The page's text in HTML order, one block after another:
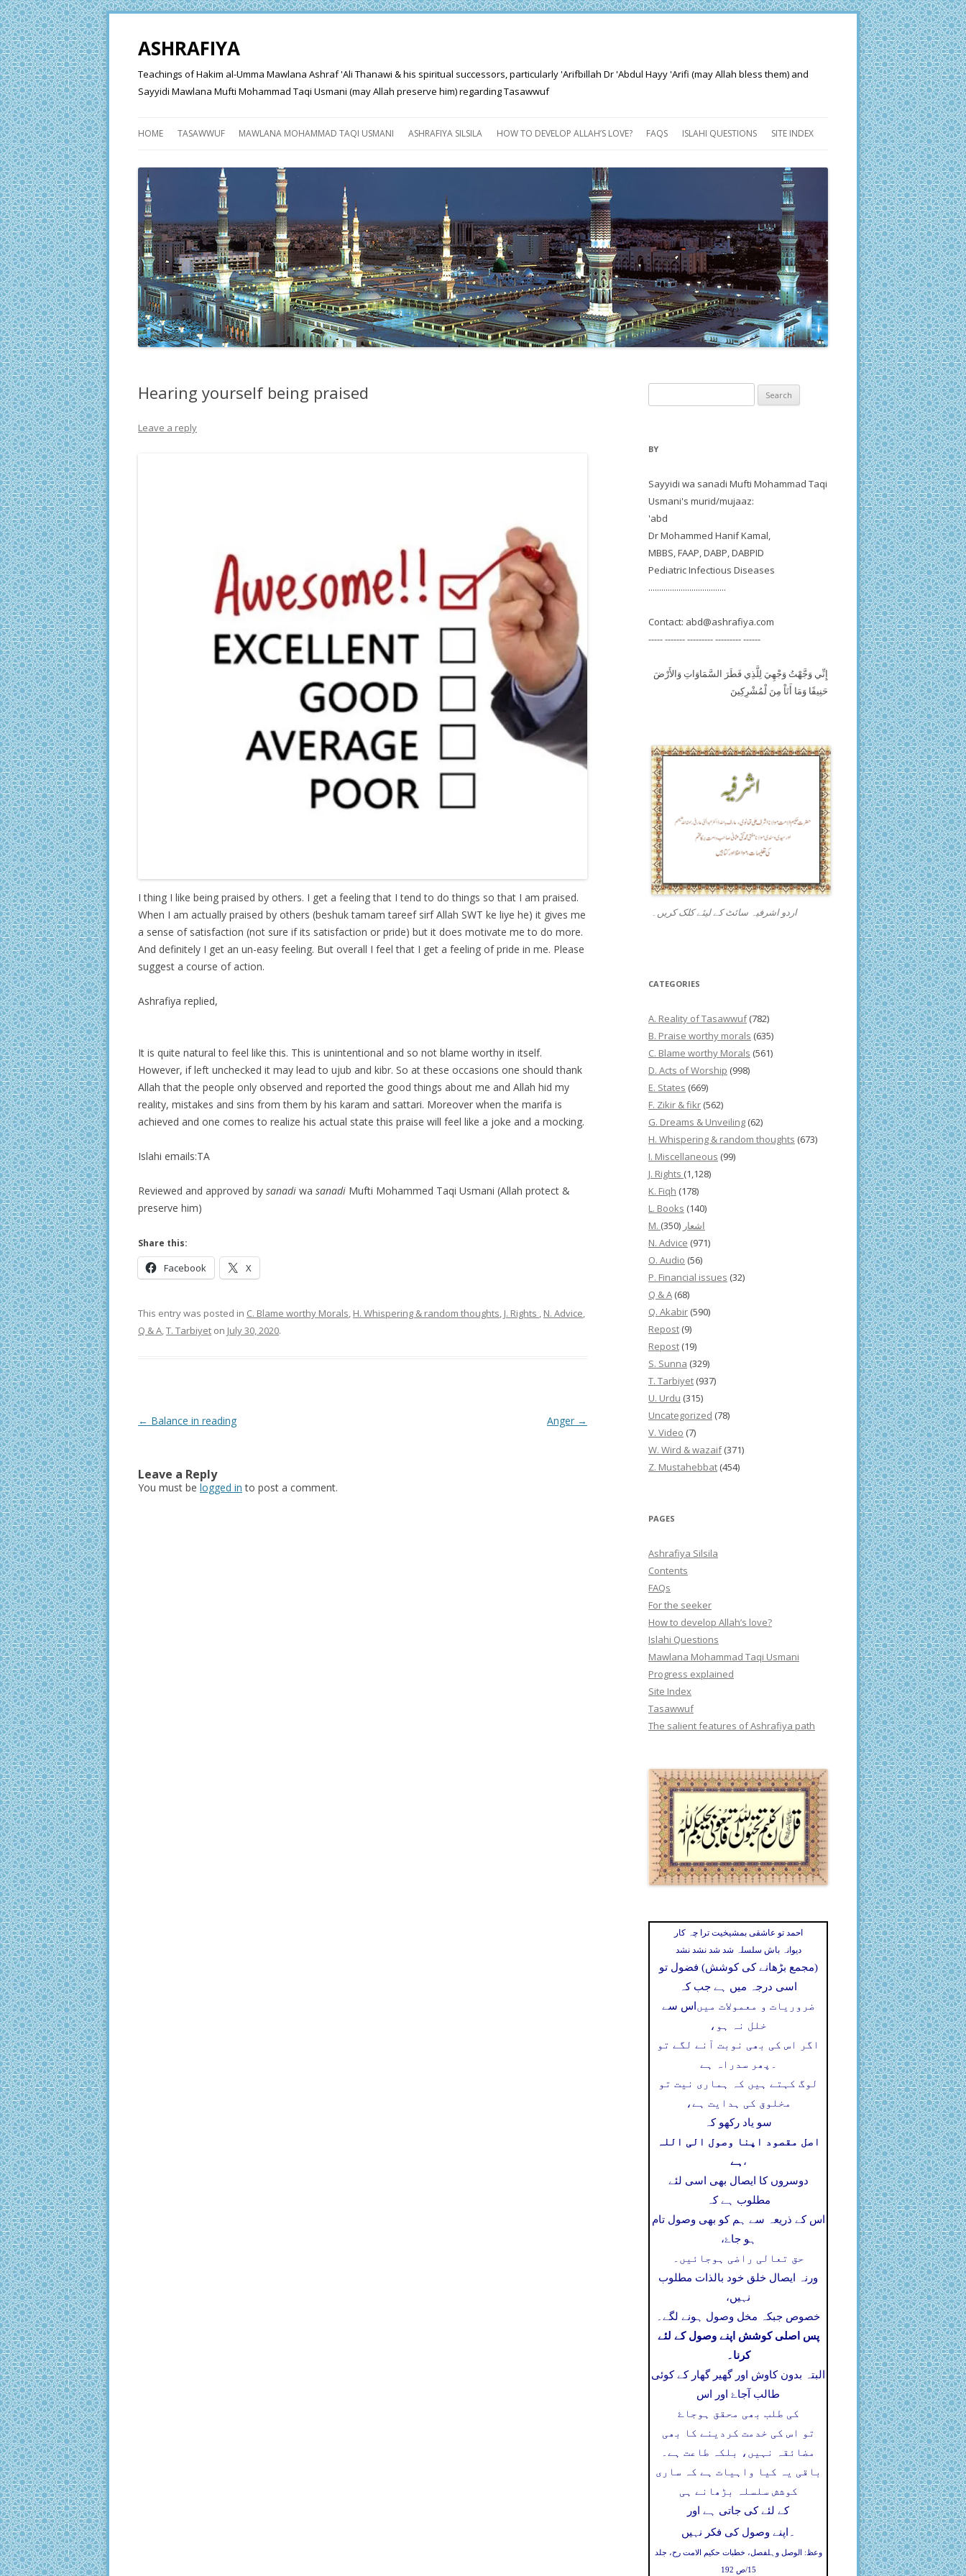
ASHRAFIYA
Teachings of Hakim al-Umma Mawlana Ashraf 'Ali Thanawi & his spiritual successors, particularly 'Arifbillah Dr 'Abdul Hayy 'Arifi (may Allah bless them) and
Sayyidi Mawlana Mufti Mohammad Taqi Usmani (may Allah preserve him) regarding Tasawwuf
HOME TASAWWUF MAWLANA MOHAMMAD TAQI USMANI ASHRAFIYA SILSILA
FOR THE SEEKER
PROGRESS EXPLAINED
HOW TO DEVELOP ALLAH’S LOVE? FAQS ISLAHI QUESTIONS SITE INDEX
Hearing yourself being praised
Leave a reply
I thing I like being praised by others. I get a feeling that I tend to do things so that I am praised.
When I am actually praised by others (beshuk tamam tareef sirf Allah SWT ke liye he) it gives me
a sense of satisfaction (not sure if its satisfaction or pride) but it does motivate me to do more.
And definitely I get an un-easy feeling. But overall I feel that I get a feeling of pride in me. Please
suggest a course of action.
Ashrafiya replied,
It is quite natural to feel like this. This is unintentional and so not blame worthy in itself.
However, if left unchecked it may lead to ujub and kibr. So at these occasions one should thank
Allah that the people only observed and reported the good things about me and Allah hid my
reality, mistakes and sins from them by his karam and sattari. Moreover when the marifa is
achieved and one comes to realize his actual state this praise will feel like a joke and a mocking.
Islahi emails:TA
Reviewed and approved by sanadi wa sanadi Mufti Mohammed Taqi Usmani (Allah protect &
preserve him)
Share this:
Facebook X
This entry was posted in C. Blame worthy Morals, H. Whispering & random thoughts, J. Rights , N. Advice,
Q & A,T. Tarbiyet on July 30, 2020.
Post
← Balance in reading Anger →
Leave a Reply
You must be logged in to post a comment.
for:
BY
Sayyidi wa sanadi Mufti Mohammad Taqi
Usmani's murid/mujaaz:
'abd
Dr Mohammed Hanif Kamal,
MBBS, FAAP, DABP, DABPID
Pediatric Infectious Diseases
....................................
Contact: abd@ashrafiya.com
----- ------- --------- --------- ------
إِنِّي وَجَّهْتُ وَجْهِيَ لِلَّذِي فَطَرَ السَّمَاوَاتِ وَالأَرْضَ
حَنِيفًا وَمَا أَنَاْ مِنَ لْمُشْرِكِينَ
اردو اشرفیہ سائٹ کے لیئے کلک کریں۔
CATEGORIES
A. Reality of Tasawwuf(782)
B. Praise worthy morals (635)
C. Blame worthy Morals (561)
D. Acts of Worship (998)
E. States (669)
F. Zikir & fikr (562)
G. Dreams & Unveiling (62)
H. Whispering & random thoughts (673)
I. Miscellaneous (99)
J. Rights (1,128)
K. Fiqh (178)
L. Books (140)
M. اشعار (350)
N. Advice (971)
O. Audio (56)
P. Financial issues (32)
Q & A (68)
Q. Akabir (590)
Repost (9)
Repost (19)
S. Sunna (329)
T. Tarbiyet (937)
U. Urdu (315)
Uncategorized (78)
V. Video (7)
W. Wird & wazaif(371)
Z. Mustahebbat (454)
PAGES
Ashrafiya Silsila
Contents
FAQs
For the seeker
How to develop Allah’s love?
Islahi Questions
Mawlana Mohammad Taqi Usmani
Progress explained
Site Index
Tasawwuf
The salient features of Ashrafiya path
احمد تو عاشقی بمشیخیت ترا چہ کار
دیوانہ باش سلسلہ شد شد نشد نشد
(مجمع بڑھانے کی کوشش) فضول تو
اسی درجہ میں ہے جب کہ
اس سے ضروریات و معمولات میں
خلل نہ ہو،
اگر اس کی بھی نوبت آنے لگے تو
پھر سدراہ ہے ۔
لوگ کہتے ہیں کہ ہماری نیت تو
مخلوق کی ہدایت ہے،
سو یاد رکھو کہ
اصل مقصود اپنا وصول الی اللہ
ہے ،
دوسروں کا ایصال بھی اسی لئے
مطلوب ہے کہ
اس کے ذریعہ سے ہم کو بھی وصول تام
ہو جاۓ،
حق تعالی راضی ہوجائیں۔
ورنہ ایصال خلق خود بالذات مطلوب
نہیں،
خصوص جبکہ مخل وصول ہونے لگے۔
پس اصلی کوشش اپنے وصول کے لئے
کرنا۔
البتہ بدون کاوش اور گھیر گھار کے کوئی
طالب آجاۓ اور اس
کی طلب بھی محقق ہوجاۓ
تو اس کی خدمت کردینے کا بھی
مضائقہ نہیں، بلکہ طاعت ہے۔
باقی یہ کیا واہیات ہے کہ ساری
کوشش سلسلہ بڑھانے ہی
کے لئے کی جاتی ہے اور
اپنے وصول کی فکر نہیں ۔
وعظ: الوصل وہلفصل، خطبات حکیم الامت رح، جلد
15/ص 192